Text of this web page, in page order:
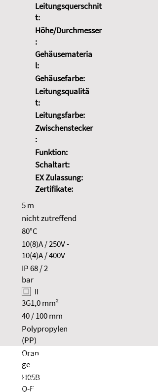
Leitungsquerschnit
t:
Höhe/Durchmesser
:
Gehäusemateria
l:
Gehäusefarbe:
Leitungsqualitä
t:
Leitungsfarbe:
Zwischenstecker
:
Funktion:
Schaltart:
EX Zulassung:
Zertifikate:
5 m
nicht zutreffend
80°C
10(8)A / 250V -
10(4)A / 400V
IP 68 / 2
bar
II
3G1,0 mm²
40 / 100 mm
Polypropylen
(PP)
Oran
ge
H05B
Q-F
NOLTA GmbH
Industriestraße 8
35091 Cölbe